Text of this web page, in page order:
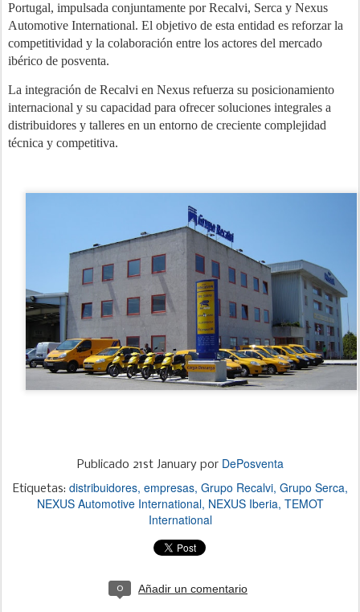
Portugal, impulsada conjuntamente por Recalvi, Serca y Nexus
Automotive International. El objetivo de esta entidad es reforzar la
competitividad y la colaboración entre los actores del mercado
ibérico de posventa.
La integración de Recalvi en Nexus refuerza su posicionamiento
internacional y su capacidad para ofrecer soluciones integrales a
distribuidores y talleres en un entorno de creciente complejidad
técnica y competitiva.
Publicado 21st Januarypor DePosventa
Etiquetas: distribuidores empresas Grupo Recalvi Grupo Serca
NEXUS Automotive International NEXUS Iberia TEMOT
International
0 Añadir un comentario